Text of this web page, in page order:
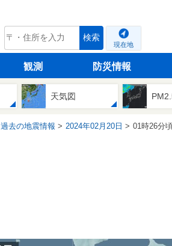
tenki.jp 検索
現在地
観測 防災情報
天気図
過去の地震情報 2024年02月20日 01時26分